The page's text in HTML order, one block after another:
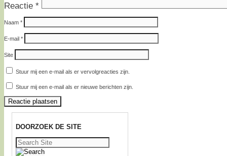
Reactie *
Naam *
E-mail *
Site
Stuur mij een e-mail als er vervolgreacties zijn.
Stuur mij een e-mail als er nieuwe berichten zijn.
DOORZOEK DE SITE
Zoeken
naar: